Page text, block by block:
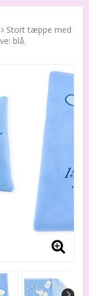
Stort tæppe med
blå.